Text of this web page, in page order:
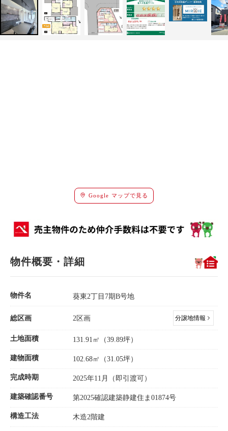
Google マップで見る
物件概要・詳細
物件名 葵東2丁目7期B号地
総区画 2区画 分譲地情報
土地面積 131.91㎡（39.89坪）
建物面積 102.68㎡（31.05坪）
完成時期 2025年11月（即引渡可）
建築確認番号 第2025確認建築静建住ま01874号
構造工法 木造2階建